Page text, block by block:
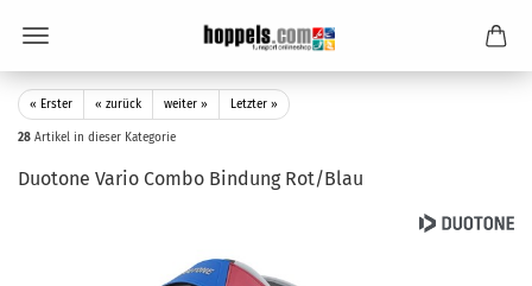
« Erster « zurück weiter » Letzter »
28 Artikel in dieser Kategorie
Duotone Vario Combo Bindung Rot/Blau